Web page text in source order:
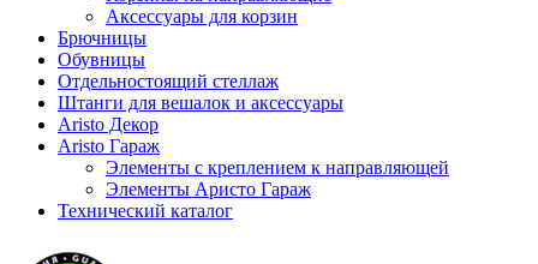
Аксессуары для корзин
Брючницы
Обувницы
Отдельностоящий стеллаж
Штанги для вешалок и аксессуары
Aristo Декор
Aristo Гараж
Элементы с креплением к направляющей
Элементы Аристо Гараж
Технический каталог